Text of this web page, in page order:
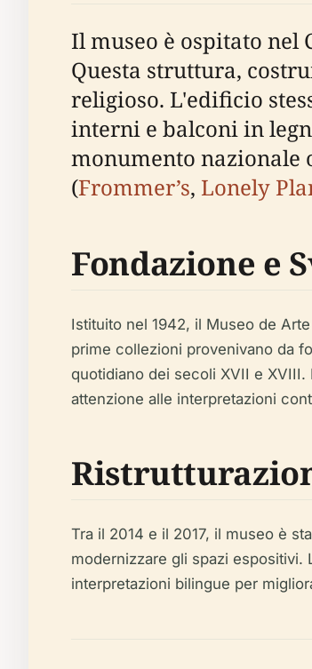
Il museo è ospitato nel
Questa struttura,
religioso. L'edificio
interni e balconi in
monumento nazionale
(Frommer’s, Lonely
Fondazione e
Istituito nel 1942, il Museo de
prime collezioni provenivano da
quotidiano dei secoli XVII e
attenzione alle interpretazioni
Tra il 2014 e il 2017, il museo è
modernizzare gli spazi
interpretazioni bilingue per